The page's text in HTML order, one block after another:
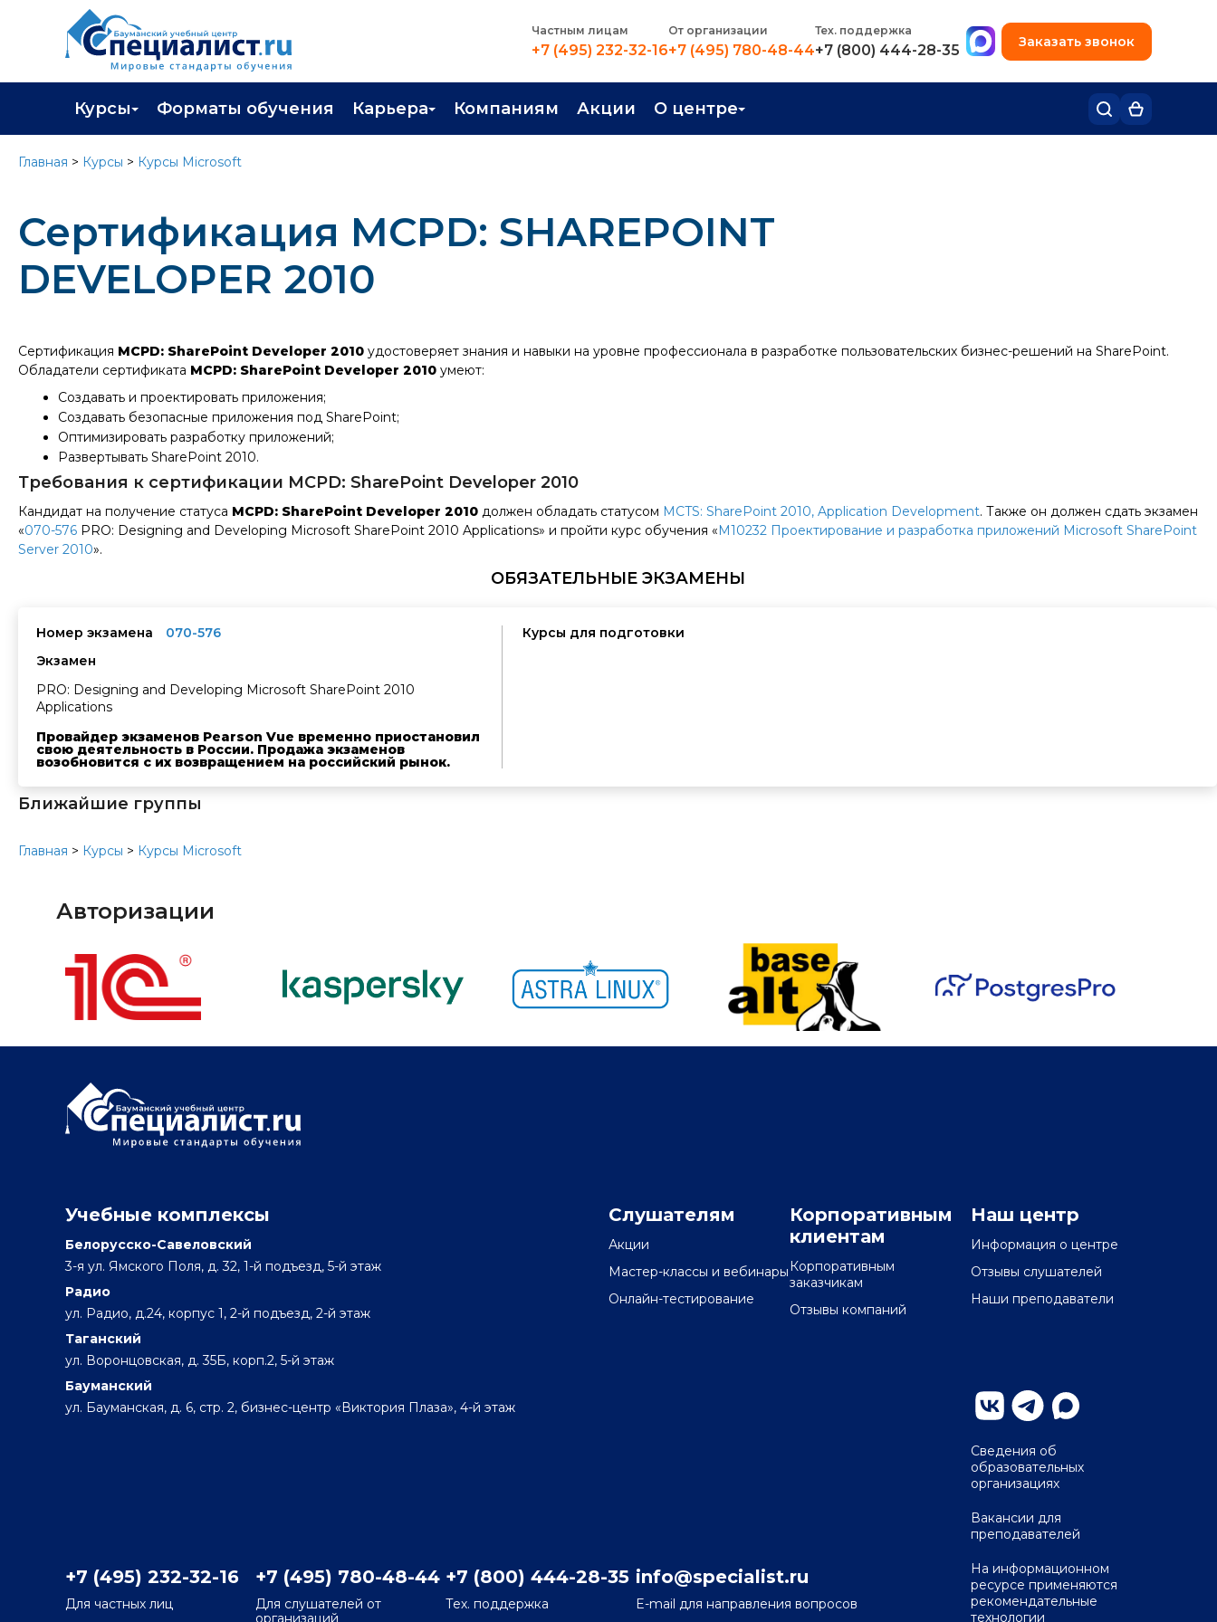
Частным лицам
+7 (495) 232-32-16
От организации
+7 (495) 780-48-44
Тех. поддержка
+7 (800) 444-28-35
+7 (495) 780-48-49
Заказать звонок
Курсы
Каталог курсов
Профессиональная переподготовка
Программа лояльности
Форматы обучения Карьера
Трудоустройство
Компаниям Акции О центре
О центре
Главная > Курсы > Курсы Microsoft
Сертификация MCPD: SHAREPOINT
DEVELOPER 2010
Сертификация MCPD: SharePoint Developer 2010 удостоверяет знания и навыки на уровне профессионала в разработке пользовательских бизнес-решений на SharePoint.
Обладатели сертификата MCPD: SharePoint Developer 2010 умеют:
Создавать и проектировать приложения;
Создавать безопасные приложения под SharePoint;
Оптимизировать разработку приложений;
Развертывать SharePoint 2010.
Требования к сертификации MCPD: SharePoint Developer 2010
Кандидат на получение статуса MCPD: SharePoint Developer 2010 должен обладать статусом MCTS: SharePoint 2010, Application Development. Также он должен сдать экзамен
«070-576 PRO: Designing and Developing Microsoft SharePoint 2010 Applications» и пройти курс обучения «М10232 Проектирование и разработка приложений Microsoft SharePoint
Server 2010».
ОБЯЗАТЕЛЬНЫЕ ЭКЗАМЕНЫ
Номер экзамена
070-576
Экзамен
PRO: Designing and Developing Microsoft SharePoint 2010
Applications
Провайдер экзаменов Pearson Vue временно приостановил
свою деятельность в России. Продажа экзаменов
возобновится с их возвращением на российский рынок.
Курсы для подготовки
Ближайшие группы
Главная > Курсы > Курсы Microsoft
Авторизации
Учебные комплексы
Белорусско-Савеловский
3-я ул. Ямского Поля, д. 32, 1-й подъезд, 5-й этаж
Радио
ул. Радио, д.24, корпус 1, 2-й подъезд, 2-й этаж
Таганский
ул. Воронцовская, д. 35Б, корп.2, 5-й этаж
Бауманский
ул. Бауманская, д. 6, стр. 2, бизнес-центр «Виктория Плаза», 4-й этаж
Слушателям
Акции
Мастер-классы и вебинары
Онлайн-тестирование
Корпоративным
клиентам
Корпоративным
заказчикам
Отзывы компаний
Наш центр
Информация о центре
Отзывы слушателей
Наши преподаватели
+7 (495) 232-32-16
Для частных лиц
+7 (495) 780-48-44
Для слушателей от
организаций
+7 (800) 444-28-35
Тех. поддержка
info@specialist.ru
E-mail для направления вопросов
Сведения об
образовательных
организациях
Вакансии для
преподавателей
На информационном
ресурсе применяются
рекомендательные
технологии